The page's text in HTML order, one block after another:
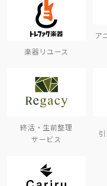
楽器リユース
ア
終活・生前整理
サービス